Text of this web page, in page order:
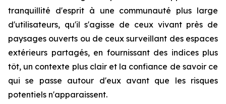
tranquillité d'esprit à une communauté plus large
d'utilisateurs, qu'il s'agisse de ceux vivant près de
paysages ouverts ou de ceux surveillant des espaces
extérieurs partagés, en fournissant des indices plus
tôt, un contexte plus clair et la confiance de savoir ce
qui se passe autour d'eux avant que les risques
potentiels n'apparaissent.